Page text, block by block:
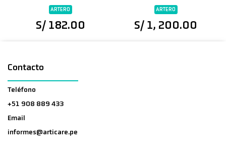
ARTERO
S/ 182.00
ARTERO
S/ 1, 200.00
Contacto
Teléfono
+51 908 889 433
Email
informes@articare.pe